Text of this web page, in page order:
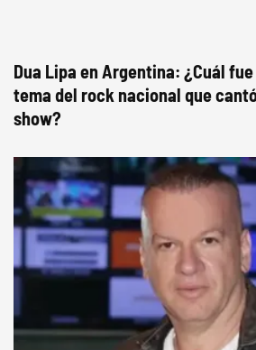
Dua Lipa en Argentina: ¿Cuál
tema del rock nacional que
show?